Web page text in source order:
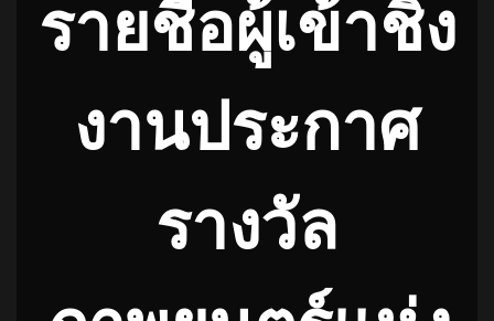
รายชื่อผู้เข้าชิง
งานประกาศ
รางวัล